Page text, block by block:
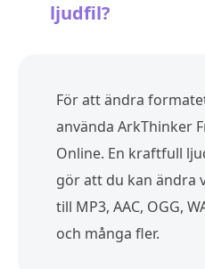
ljudfil?
För att ändra
använda ArkThinker
Online. En kraftfull
gör att du kan ändra
till MP3, AAC, OGG,
och många fler.